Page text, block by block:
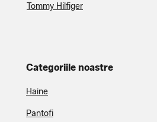
Tommy Hilfiger
Categoriile noastre
Haine
Pantofi